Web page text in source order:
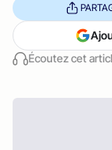
Écoutez cet